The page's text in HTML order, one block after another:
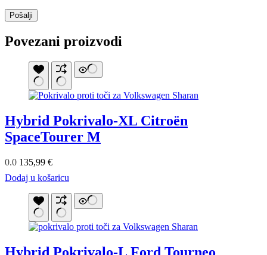
Pošalji
Povezani proizvodi
Hybrid Pokrivalo-XL Citroën
SpaceTourer M
0.0 135,99 €
Dodaj u košaricu
Hybrid Pokrivalo-L Ford Tourneo